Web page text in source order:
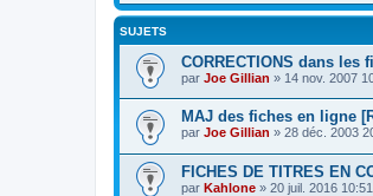
SUJETS
CORRECTIONS dans les
par Joe Gillian » 14 nov. 2007
MAJ des fiches en ligne
par Joe Gillian » 28 déc. 2003
FICHES DE TITRES EN
par Kahlone » 20 juil. 2016 10:51